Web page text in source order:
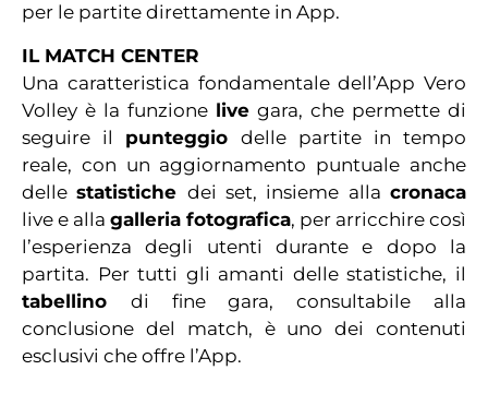
per le partite direttamente in App.
IL MATCH CENTER
Una caratteristica fondamentale dell’App Vero
Volley è la funzione live gara, che permette di
seguire il punteggio delle partite in tempo
reale, con un aggiornamento puntuale anche
dellestatistiche dei set, insieme allacronaca
live e alla galleria fotografica, per arricchire così
l’esperienza degli utenti durante e dopo la
partita. Per tutti gli amanti delle statistiche, il
tabellino di fine gara, consultabile alla
conclusione del match, è uno dei contenuti
esclusivi che offre l’App.